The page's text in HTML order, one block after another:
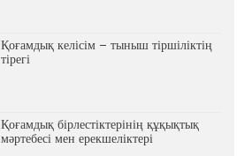
Қоғамдық келісім – тыныш тіршіліктің
тірегі
Қоғамдық бірлестіктерінің құқықтық
мәртебесі мен ерекшеліктері